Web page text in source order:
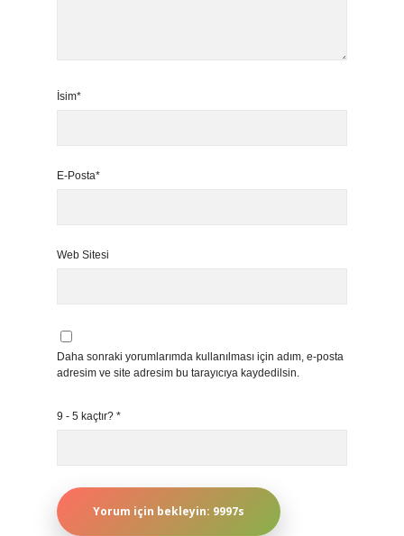
İsim*
E-Posta*
Web Sitesi
Daha sonraki yorumlarımda kullanılması için adım, e-posta
adresim ve site adresim bu tarayıcıya kaydedilsin.
9 - 5 kaçtır? *